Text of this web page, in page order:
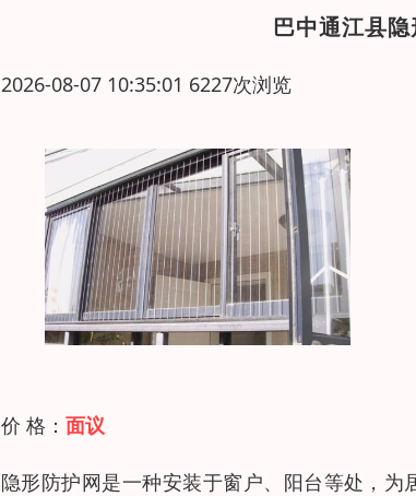
巴中通江县
2026-08-07 10:35:01 6227次浏览
价 格： 面议
隐形防护网是一种安装于窗户、阳台等处，